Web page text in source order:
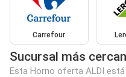
Carrefour
Sucursal más
Esta Horno oferta ALDI